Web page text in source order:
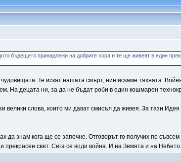
бъдещето принадлежи на добрите хора и те ще живеят в един
Те искат нашата смърт, ние искаме тяхната.
На децата ни, за да не бъдат роби в един кошмарен
велики слова, които ми дават смисъл да живея. За тази
да знам кога ще се започне. Отговорът го получих по
прекрасен свят. Сега се води война. И на Земята и на Небето.